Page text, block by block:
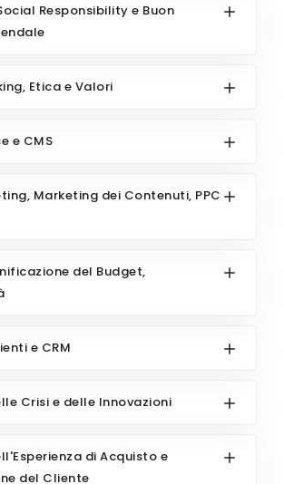
Responsibility e Buon
Etica e Valori
e CMS
Marketing dei Contenuti, PPC
del Budget,
e CRM
Crisi e delle Innovazioni
di Acquisto e
del Cliente